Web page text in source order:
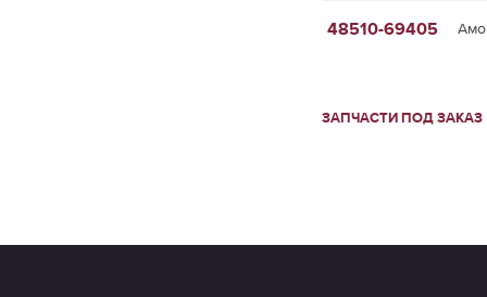
48510-69405
ЗАПЧАСТИ ПОД ЗАКАЗ